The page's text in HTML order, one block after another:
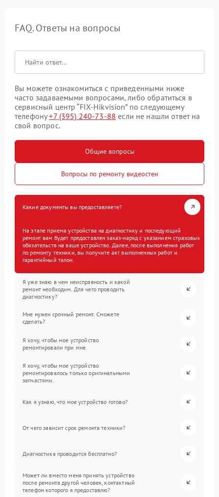
FAQ. Ответы на вопросы
Вы можете ознакомиться с приведенными ниже
часто задаваемыми вопросами, либо обратиться в
сервисный центр “FIX-Hikvision” по следующему
телефону+7 (395) 240-73-88 если не нашли ответ на
свой вопрос.
Общие вопросы
Вопросы по ремонту видеостен
Какие документы вы предоставляете?
На этапе приема устройства на диагностику и последующий
ремонт вам будет предоставлен заказ-наряд с указанием страховых
обязательств на ваше устройство. Далее, после выполнения работ
по ремонту техники, вы получите акт выполненных работ и
гарантийный талон.
Я уже знаю в чем неисправность и какой
ремонт необходим. Для чего проводить
диагностику?
Мне нужен срочный ремонт. Сможете
сделать?
Я хочу, чтобы мое устройство
ремонтировали при мне.
Я хочу, чтобы мое устройство
ремонтировалось только оригинальными
запчастями.
Как я узнаю, что мое устройство готово?
От чего зависит срок ремонта техники?
Диагностика проводится бесплатно?
Может ли вместо меня принять устройство
после ремонта другой человек, контактный
телефон которого я предоставлю?